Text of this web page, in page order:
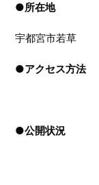
●所在地
宇都宮市若草
●アクセス方法
●公開状況